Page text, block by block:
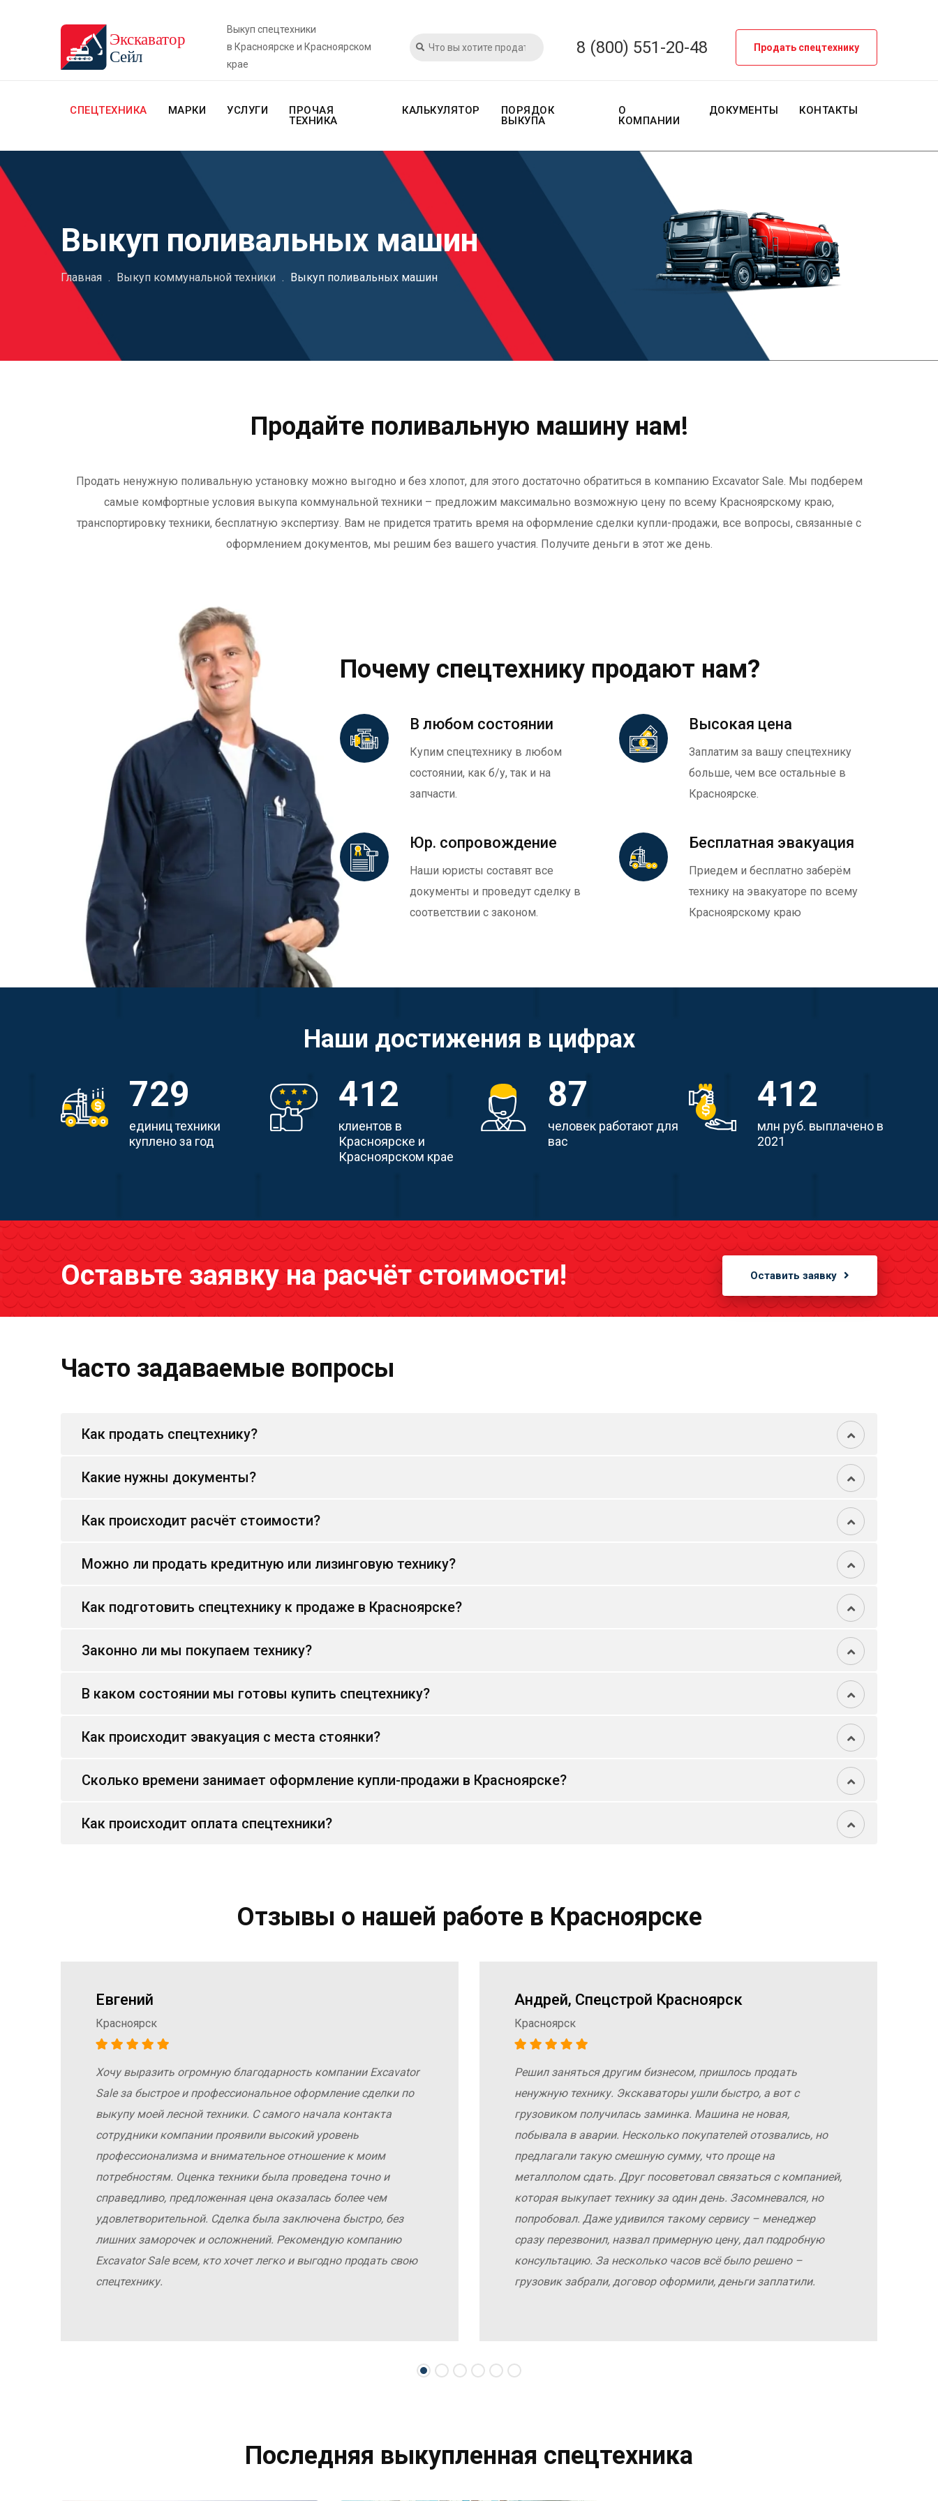
Выкуп спецтехники
в Красноярске и Красноярском
крае
8 (800) 551-20-48 Продать спецтехнику
СПЕЦТЕХНИКА МАРКИ УСЛУГИ
ПРОЧАЯ
ТЕХНИКА
КАЛЬКУЛЯТОР
ПОРЯДОК
ВЫКУПА
О
КОМПАНИИ
ДОКУМЕНТЫ КОНТАКТЫ
Выкуп поливальных машин
Главная . Выкуп коммунальной техники . Выкуп поливальных машин
Продайте поливальную машину нам!
Продать ненужную поливальную установку можно выгодно и без хлопот, для этого достаточно обратиться в компанию Excavator Sale. Мы подберем
самые комфортные условия выкупа коммунальной техники – предложим максимально возможную цену по всему Красноярскому краю,
транспортировку техники, бесплатную экспертизу. Вам не придется тратить время на оформление сделки купли-продажи, все вопросы, связанные с
оформлением документов, мы решим без вашего участия. Получите деньги в этот же день.
Почему спецтехнику продают нам?
В любом состоянии
Купим спецтехнику в любом
состоянии, как б/у, так и на
запчасти.
Высокая цена
Заплатим за вашу спецтехнику
больше, чем все остальные в
Красноярске.
Юр. сопровождение
Наши юристы составят все
документы и проведут сделку в
соответствии с законом.
Бесплатная эвакуация
Приедем и бесплатно заберём
технику на эвакуаторе по всему
Красноярскому краю
Наши достижения в цифрах
729
единиц техники
куплено за год
412
клиентов в
Красноярске и
Красноярском крае
87
человек работают для
вас
412
млн руб. выплачено в
2021
Оставьте заявку на расчёт стоимости! Оставить заявку
Часто задаваемые вопросы
Как продать спецтехнику?
Какие нужны документы?
Как происходит расчёт стоимости?
Можно ли продать кредитную или лизинговую технику?
Как подготовить спецтехнику к продаже в Красноярске?
Законно ли мы покупаем технику?
В каком состоянии мы готовы купить спецтехнику?
Как происходит эвакуация с места стоянки?
Сколько времени занимает оформление купли-продажи в Красноярске?
Как происходит оплата спецтехники?
Отзывы о нашей работе в Красноярске
Евгений
Красноярск
Хочу выразить огромную благодарность компании Excavator
Sale за быстрое и профессиональное оформление сделки по
выкупу моей лесной техники. С самого начала контакта
сотрудники компании проявили высокий уровень
профессионализма и внимательное отношение к моим
потребностям. Оценка техники была проведена точно и
справедливо, предложенная цена оказалась более чем
удовлетворительной. Сделка была заключена быстро, без
лишних заморочек и осложнений. Рекомендую компанию
Excavator Sale всем, кто хочет легко и выгодно продать свою
спецтехнику.
Андрей, Спецстрой Красноярск
Красноярск
Решил заняться другим бизнесом, пришлось продать
ненужную технику. Экскаваторы ушли быстро, а вот с
грузовиком получилась заминка. Машина не новая,
побывала в аварии. Несколько покупателей отозвались, но
предлагали такую смешную сумму, что проще на
металлолом сдать. Друг посоветовал связаться с компанией,
которая выкупает технику за один день. Засомневался, но
попробовал. Даже удивился такому сервису – менеджер
сразу перезвонил, назвал примерную цену, дал подробную
консультацию. За несколько часов всё было решено –
грузовик забрали, договор оформили, деньги заплатили.
Последняя выкупленная спецтехника